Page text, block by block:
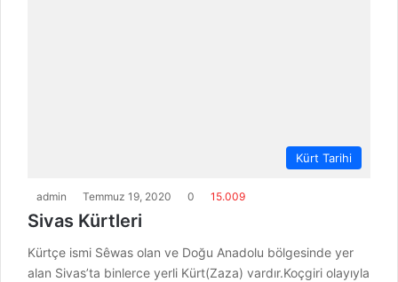
Kürt Tarihi
admin Temmuz 19, 2020 0 15.009
Sivas Kürtleri
Kürtçe ismi Sêwas olan ve Doğu Anadolu bölgesinde yer
alan Sivas’ta binlerce yerli Kürt(Zaza) vardır.Koçgiri olayıyla